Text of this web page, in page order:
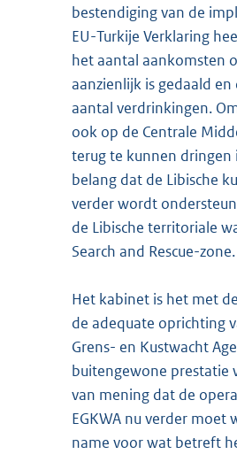
bestendiging van de
EU-Turkije Verklaring
het aantal aankomsten
aanzienlijk is gedaald
aantal verdrinkingen.
ook op de Centrale
terug te kunnen dringen
belang dat de Libische
verder wordt
de Libische territoriale
Search and Rescue-zone.
Het kabinet is het met
de adequate oprichting
Grens- en Kustwacht
buitengewone prestatie
van mening dat de
EGKWA nu verder
name voor wat betreft